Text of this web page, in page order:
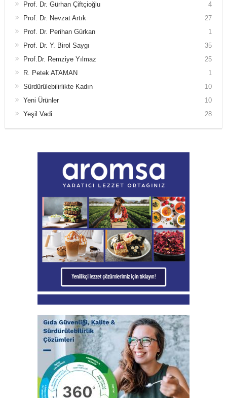
Prof. Dr. Gürhan Çiftçioğlu
4
Prof. Dr. Nevzat Artık
27
Prof. Dr. Perihan Gürkan
1
Prof. Dr. Y. Birol Saygı
35
Prof.Dr. Remziye Yılmaz
25
R. Petek ATAMAN
1
Sürdürülebilirlikte Kadın
10
Yeni Ürünler
10
Yeşil Vadi
28